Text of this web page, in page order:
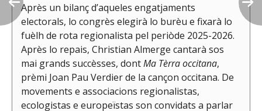
Après un bilanç d’aqueles engatjaments
electorals, lo congrès elegirà lo burèu e fixarà lo
fuèlh de rota regionalista pel periòde 2025-2026.
Après lo repais, Christian Almerge cantarà sos
mai grands succèsses, dontMa Tèrra occitana,
prèmi Joan Pau Verdier de la cançon occitana. De
movements e associacions regionalistas,
ecologistas e europeïstas son convidats a parlar